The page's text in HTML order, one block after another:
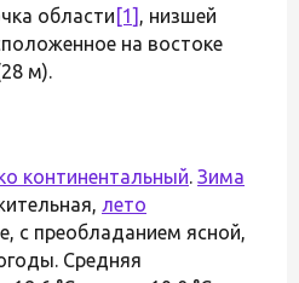
области [1] , низшей
на востоке
м).
континентальный. Зима
лето
с преобладанием ясной,
Средняя